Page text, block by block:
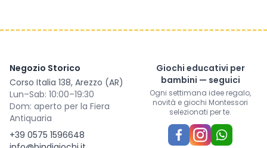
Negozio Storico
Corso Italia 138, Arezzo (AR)
Lun–Sab: 10:00–19:30
Dom: aperto per la Fiera
Antiquaria
+39 0575 1596648
Giochi educativi per
bambini — seguici
Ogni settimana idee regalo,
novità e giochi Montessori
selezionati per te.